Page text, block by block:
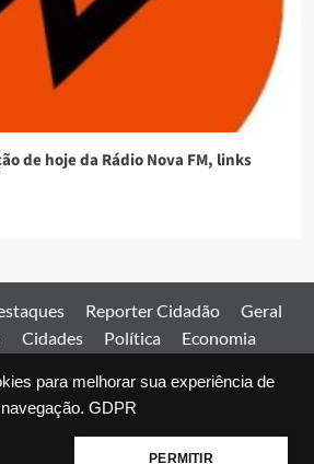
para melhorar sua experiência de
navegação. GDPR
PERMITIR
de hoje da Rádio Nova FM, links
Reporter Cidadão
Geral
Cidades Política
Economia
impressas Expediente Home
Goiás. Todos os direitos reservados.